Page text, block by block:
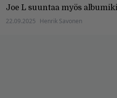
Joe L suuntaa myös
22.09.2025 Henrik Savonen